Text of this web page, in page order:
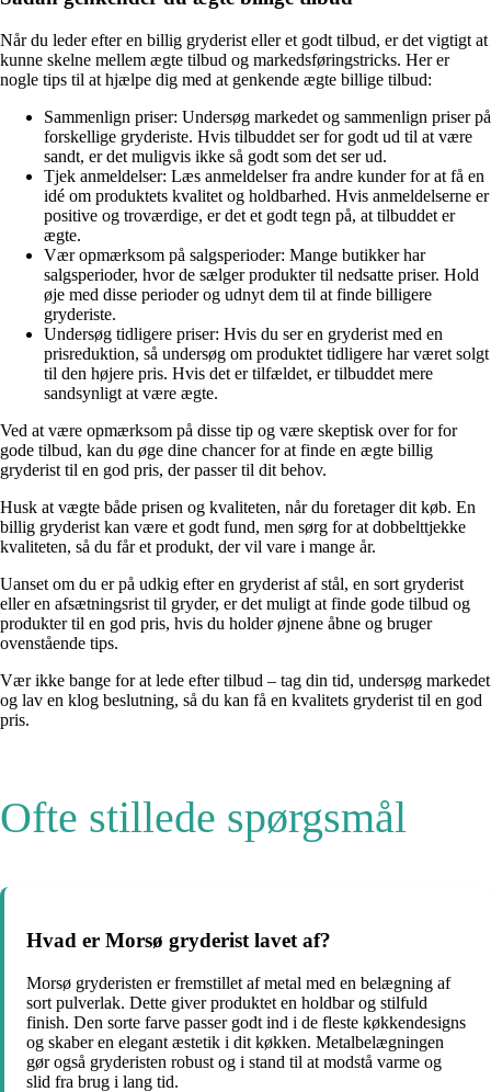
Når du leder efter en billig gryderist eller et godt tilbud, er det vigtigt at
kunne skelne mellem ægte tilbud og markedsføringstricks. Her er
nogle tips til at hjælpe dig med at genkende ægte billige tilbud:
Sammenlign priser: Undersøg markedet og sammenlign priser på
forskellige gryderiste. Hvis tilbuddet ser for godt ud til at være
sandt, er det muligvis ikke så godt som det ser ud.
Tjek anmeldelser: Læs anmeldelser fra andre kunder for at få en
idé om produktets kvalitet og holdbarhed. Hvis anmeldelserne er
positive og troværdige, er det et godt tegn på, at tilbuddet er
ægte.
Vær opmærksom på salgsperioder: Mange butikker har
salgsperioder, hvor de sælger produkter til nedsatte priser. Hold
øje med disse perioder og udnyt dem til at finde billigere
gryderiste.
Undersøg tidligere priser: Hvis du ser en gryderist med en
prisreduktion, så undersøg om produktet tidligere har været solgt
til den højere pris. Hvis det er tilfældet, er tilbuddet mere
sandsynligt at være ægte.
Ved at være opmærksom på disse tip og være skeptisk over for for
gode tilbud, kan du øge dine chancer for at finde en ægte billig
gryderist til en god pris, der passer til dit behov.
Husk at vægte både prisen og kvaliteten, når du foretager dit køb. En
billig gryderist kan være et godt fund, men sørg for at dobbelttjekke
kvaliteten, så du får et produkt, der vil vare i mange år.
Uanset om du er på udkig efter en gryderist af stål, en sort gryderist
eller en afsætningsrist til gryder, er det muligt at finde gode tilbud og
produkter til en god pris, hvis du holder øjnene åbne og bruger
ovenstående tips.
Vær ikke bange for at lede efter tilbud – tag din tid, undersøg markedet
og lav en klog beslutning, så du kan få en kvalitets gryderist til en god
pris.
Ofte stillede spørgsmål
Hvad er Morsø gryderist lavet af?
Morsø gryderisten er fremstillet af metal med en belægning af
sort pulverlak. Dette giver produktet en holdbar og stilfuld
finish. Den sorte farve passer godt ind i de fleste køkkendesigns
og skaber en elegant æstetik i dit køkken. Metalbelægningen
gør også gryderisten robust og i stand til at modstå varme og
slid fra brug i lang tid.